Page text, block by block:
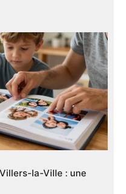
la-Ville : une